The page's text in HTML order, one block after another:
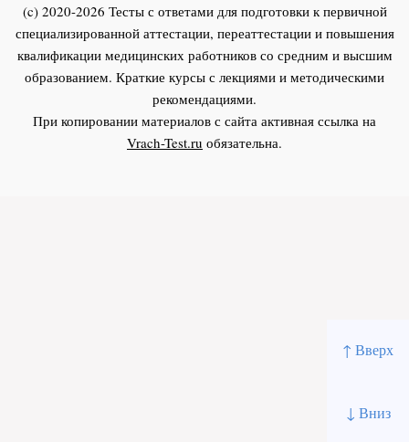
↑ Вверх
↓ Вниз
(c) 2020-2026 Тесты с ответами для подготовки к первичной
специализированной аттестации, переаттестации и повышения
квалификации медицинских работников со средним и высшим
образованием. Краткие курсы с лекциями и методическими
рекомендациями.
При копировании материалов с сайта активная ссылка на
Vrach-Test.ru обязательна.